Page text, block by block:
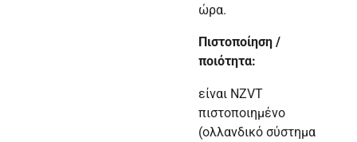
ώρα.
Πιστοποίηση /
ποιότητα:
είναι NZVT
πιστοποιημένο
(ολλανδικό σύστημα